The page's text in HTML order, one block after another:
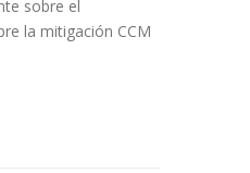
sobre el
la mitigación CCM